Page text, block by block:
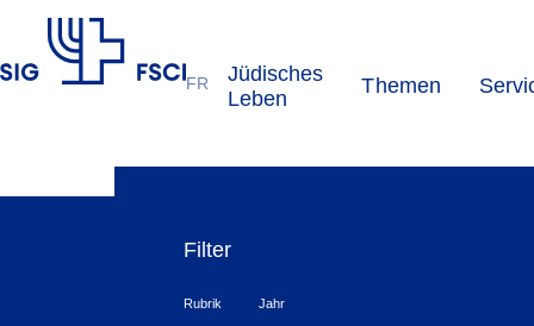
FR
Jüdisches
Leben
Themen
Filter
Rubrik Jahr